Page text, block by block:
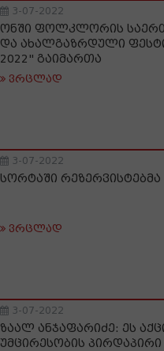
3-07-2022
ონში ფოლკლორის
და ახალგაზრდული
2022" გაიმართა
ვრცლად
3-07-2022
სორტაში
ვრცლად
3-07-2022
ზაალ ანჯაფარიძე: ეს
უმცირესობის